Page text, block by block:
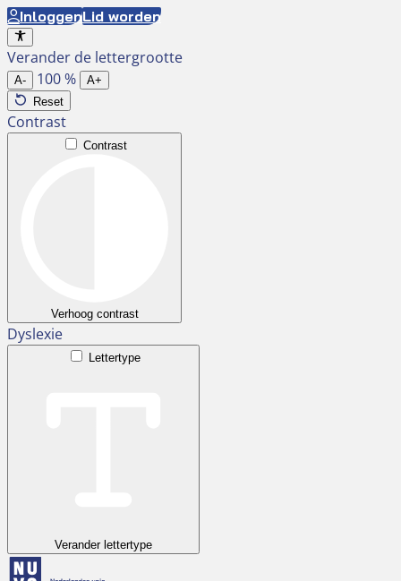
Ga
naar
de
inhoud
InloggenLid worden
Verander de lettergrootte
A- 100%
A+
Reset
Contrast
Contrast
Verhoog contrast
Dyslexie
Lettertype
Verander lettertype